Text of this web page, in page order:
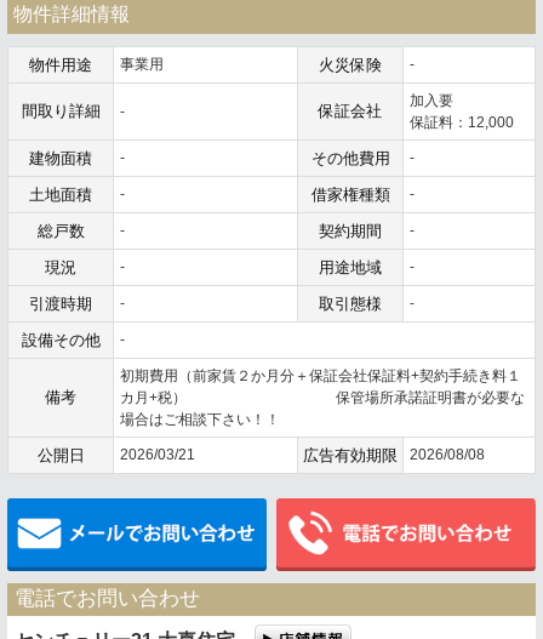
物件詳細情報
物件用途 事業用 火災保険 -
間取り詳細 - 保証会社
加入要
保証料：12,000
建物面積 - その他費用 -
土地面積 - 借家権種類 -
総戸数 - 契約期間 -
現況 - 用途地域 -
引渡時期 - 取引態様 -
設備その他 -
備考
初期費用（前家賃２か月分＋保証会社保証料+契約手続き料１
カ月+税） 保管場所承諾証明書が必要な
場合はご相談下さい！！
公開日 2026/03/21 広告有効期限 2026/08/08
メールでお問い合わせ
電話でお問い合わせ